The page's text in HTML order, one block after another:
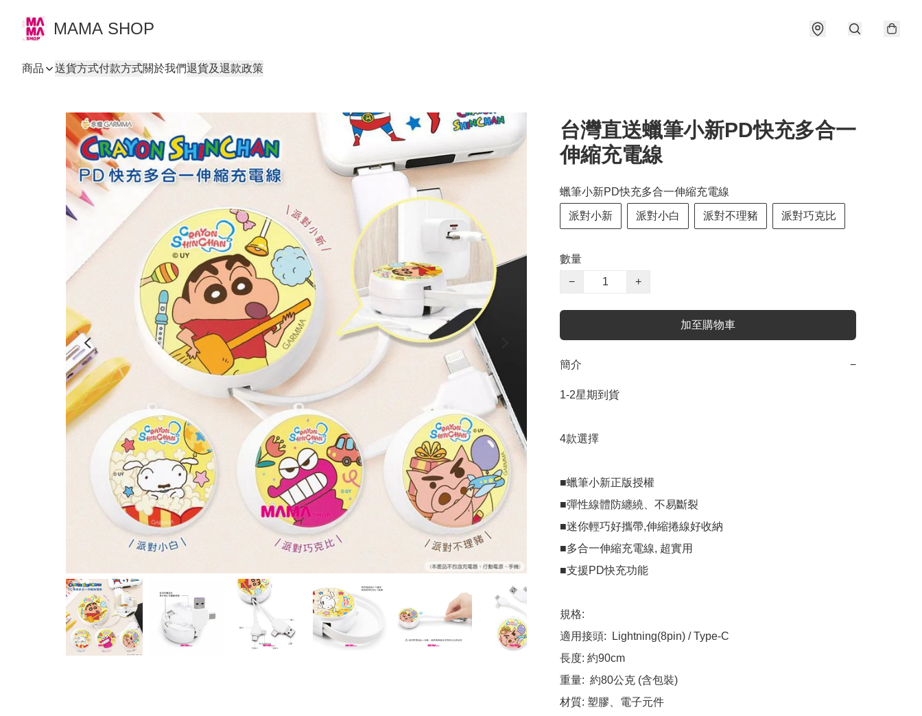
MAMA SHOP
商品 送貨方式付款方式關於我們退貨及退款政策
台灣直送蠟筆小新PD快充多合一
伸縮充電線
蠟筆小新PD快充多合一伸縮充電線
派對小新 派對小白 派對不理豬 派對巧克比
數量
−
+
加至購物車
簡介 −
1-2星期到貨
4款選擇
■蠟筆小新正版授權
■彈性線體防纏繞、不易斷裂
■迷你輕巧好攜帶,伸縮捲線好收納
■多合一伸縮充電線, 超實用
■支援PD快充功能
規格:
適用接頭:  Lightning(8pin) / Type-C
長度: 約90cm
重量:  約80公克 (含包裝)
材質: 塑膠、電子元件